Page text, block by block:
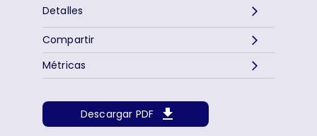
Detalles
Descargar PDF
Métricas
Compartir